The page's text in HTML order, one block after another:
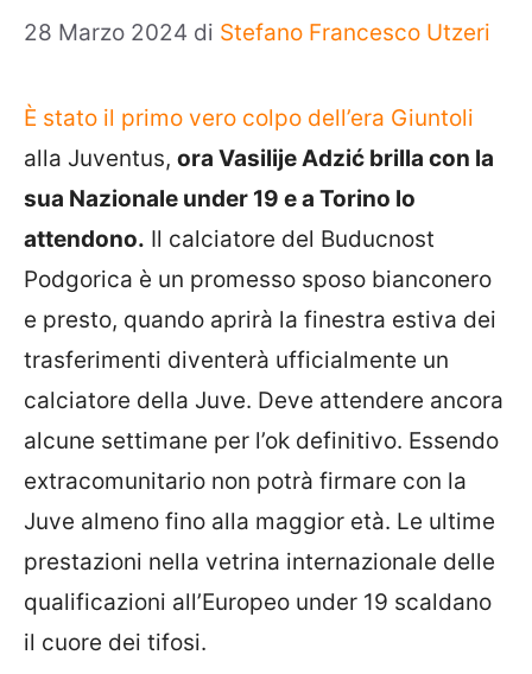
28 Marzo 2024 di Stefano Francesco Utzeri
È stato il primo vero colpo dell’era Giuntoli
alla Juventus, ora Vasilije Adzić brilla con la
sua Nazionale under 19 e a Torino lo
attendono. Il calciatore del Buducnost
Podgorica è un promesso sposo bianconero
e presto, quando aprirà la finestra estiva dei
trasferimenti diventerà ufficialmente un
calciatore della Juve. Deve attendere ancora
alcune settimane per l’ok definitivo. Essendo
extracomunitario non potrà firmare con la
Juve almeno fino alla maggior età. Le ultime
prestazioni nella vetrina internazionale delle
qualificazioni all’Europeo under 19 scaldano
il cuore dei tifosi.